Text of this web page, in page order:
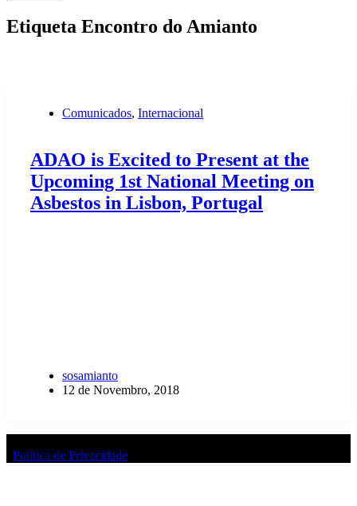
Etiqueta Encontro do Amianto
Comunicados, Internacional
ADAO is Excited to Present at the
Upcoming 1st National Meeting on
Asbestos in Lisbon, Portugal
sosamianto
12 de Novembro, 2018
Política de Privacidade